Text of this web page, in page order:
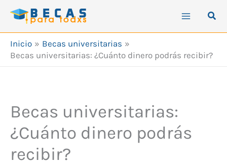
Inicio
Becas universitarias
Becas universitarias: ¿Cuánto dinero podrás recibir?
Becas universitarias:
¿Cuánto dinero podrás
recibir?